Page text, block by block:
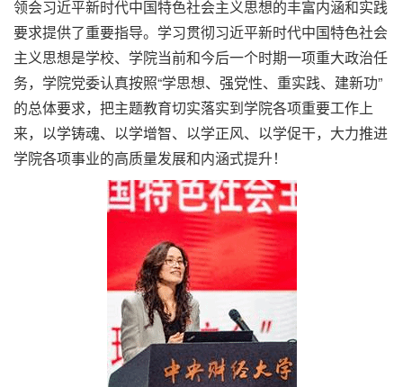
领会习近平新时代中国特色社会主义思想的丰富内涵和实践
要求提供了重要指导。学习贯彻习近平新时代中国特色社会
主义思想是学校、学院当前和今后一个时期一项重大政治任
务，学院党委认真按照“学思想、强党性、重实践、建新功”
的总体要求，把主题教育切实落实到学院各项重要工作上
来，以学铸魂、以学增智、以学正风、以学促干，大力推进
学院各项事业的高质量发展和内涵式提升！